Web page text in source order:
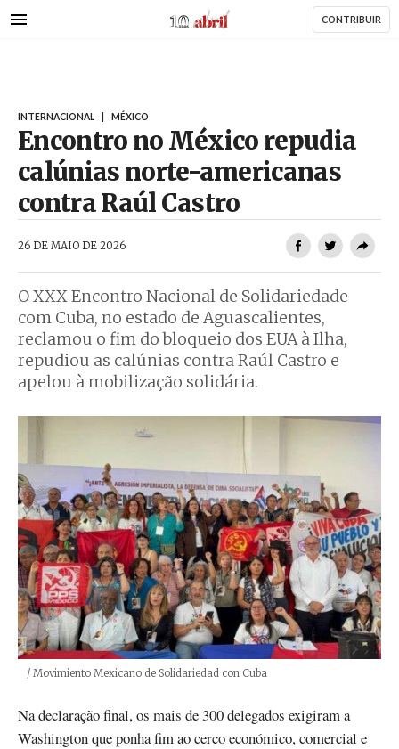
para
AbrilAbril CONTRIBUIR
INTERNACIONAL MÉXICO
Encontro no México repudia
calúnias norte-americanas
contra Raúl Castro
26 DE MAIO DE 2026
O XXX Encontro Nacional de Solidariedade
com Cuba, no estado de Aguascalientes,
reclamou o fim do bloqueio dos EUA à Ilha,
repudiou as calúnias contra Raúl Castro e
apelou à mobilização solidária.
Créditos
/ Movimiento Mexicano de Solidariedad con Cuba
Na declaração final, os mais de 300 delegados exigiram a
Washington que ponha fim ao cerco económico, comercial e